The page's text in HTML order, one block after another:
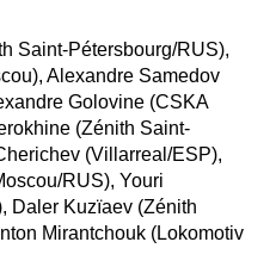
Saint-Pétersbourg/RUS),
Alexandre Samedov
Golovine (CSKA
(Zénith Saint-
(Villarreal/ESP),
RUS), Youri
Daler Kuzïaev (Zénith
Mirantchouk (Lokomotiv